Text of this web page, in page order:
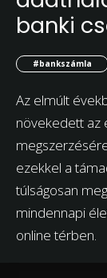
banki
#bankszámla
Az elmúlt
növekedett az
ezekkel a
túlságosan
mindennapi
online térben.